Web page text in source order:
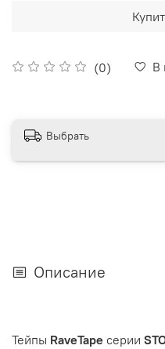
(0) В
Выбрать
Описание
Тейпы RaveTape серии